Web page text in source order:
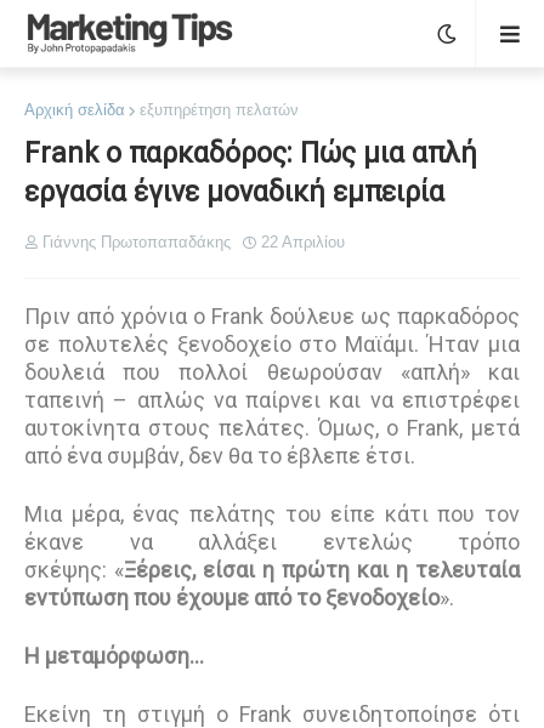
Αρχική σελίδα εξυπηρέτηση πελατών
Frank ο παρκαδόρος: Πώς μια απλή
εργασία έγινε μοναδική εμπειρία
Γιάννης Πρωτοπαπαδάκης 22 Απριλίου
Πριν από χρόνια ο Frank δούλευε ως παρκαδόρος
σε πολυτελές ξενοδοχείο στο Μαϊάμι. Ήταν μια
δουλειά που πολλοί θεωρούσαν «απλή» και
ταπεινή – απλώς να παίρνει και να επιστρέφει
αυτοκίνητα στους πελάτες. Όμως, ο Frank, μετά
από ένα συμβάν, δεν θα το έβλεπε έτσι.
Μια μέρα, ένας πελάτης του είπε κάτι που τον
έκανε να αλλάξει εντελώς τρόπο
σκέψης: «Ξέρεις, είσαι η πρώτη και η τελευταία
εντύπωση που έχουμε από το ξενοδοχείο».
Η μεταμόρφωση...
Εκείνη τη στιγμή ο Frank συνειδητοποίησε ότι